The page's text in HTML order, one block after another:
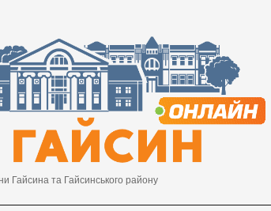
Гайсина та Гайсинського району